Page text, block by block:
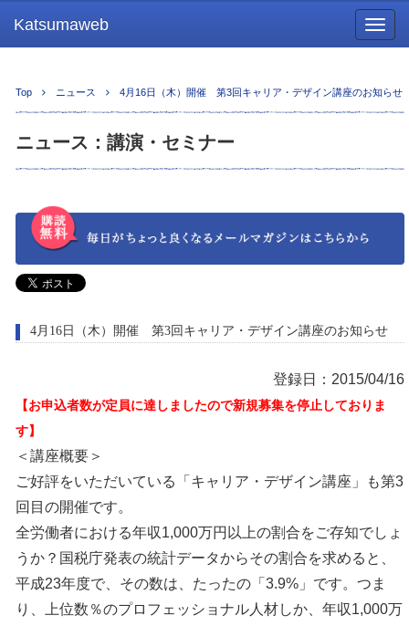
Katsumaweb
Top ニュース 4月16日（木）開催 第3回キャリア・デザイン講座のお知らせ
ニュース：講演・セミナー
4月16日（木）開催 第3回キャリア・デザイン講座のお知らせ
登録日：2015/04/16
【お申込者数が定員に達しましたので新規募集を停止しておりま
す】
＜講座概要＞
ご好評をいただいている「キャリア・デザイン講座」も第3
回目の開催です。
全労働者における年収1,000万円以上の割合をご存知でしょ
うか？国税庁発表の統計データからその割合を求めると、
平成23年度で、その数は、たったの「3.9%」です。つま
り、上位数％のプロフェッショナル人材しか、年収1,000万